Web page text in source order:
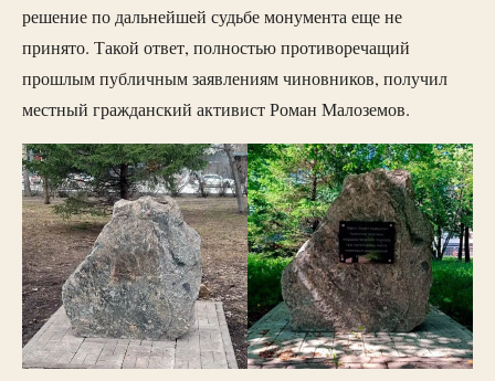
решение по дальнейшей судьбе монумента еще не
принято. Такой ответ, полностью противоречащий
прошлым публичным заявлениям чиновников, получил
местный гражданский активист Роман Малоземов.